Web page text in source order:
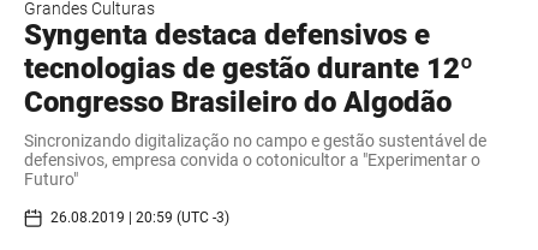
Grandes Culturas
Syngenta destaca defensivos e
tecnologias de gestão durante 12º
Congresso Brasileiro do Algodão
Sincronizando digitalização no campo e gestão sustentável de
defensivos, empresa convida o cotonicultor a "Experimentar o
Futuro"
26.08.2019 | 20:59 (UTC -3)